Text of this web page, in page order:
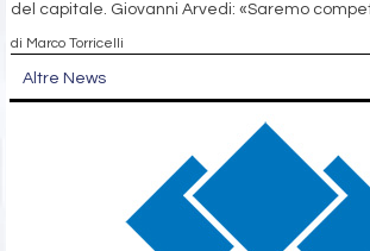
del capitale. Giovanni Arvedi: «Saremo
di Marco Torricelli
Altre News